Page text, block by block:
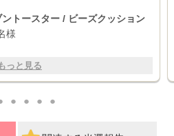
トースター / ビーズクッション
様
っと見る
● ● ● ●